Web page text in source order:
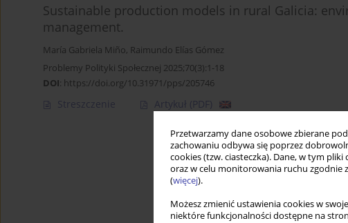
Przetwarzamy dane osobowe zbierane
zachowaniu odbywa się poprzez
cookies (tzw. ciasteczka). Dane, w tym
oraz w celu monitorowania ruchu zgodnie z
(więcej).
Możesz zmienić ustawienia cookies w
niektóre funkcjonalności dostępne na
Sustainable production models in rural Galicia:
management.
María Gabriela Miño, Raimundo Elías Gómez
Problemy Polityki Społecznej 2025;70(3):1-18
DOI: https://doi.org/10.31971/pps/205746
Streszczenie Artykuł (PDF)